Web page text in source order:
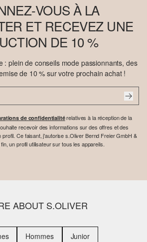
VOUS À LA
ET RECEVEZ UNE
DE 10 %
: plein de conseils mode passionnants, des
de 10 % sur votre prochain achat !
de confidentialitérelatives à la réception de la
recevoir des informations sur des offres et des
Ce faisant, j'autorise s.Oliver Bernd Freier GmbH &
un profil utilisateur sur tous les appareils.
ABOUT S.OLIVER
Hommes Junior